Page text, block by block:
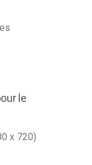
le
x 720)